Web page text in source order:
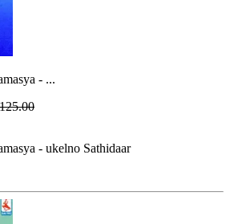
- ...
125.00
- ukelno Sathidaar